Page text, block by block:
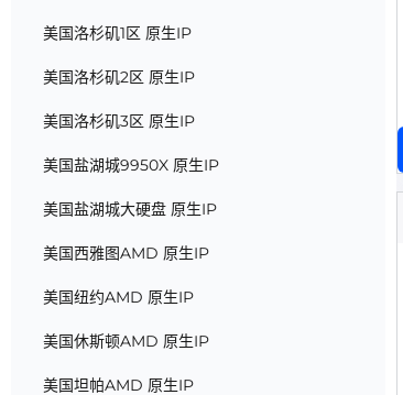
美国洛杉矶1区 原生IP
美国洛杉矶2区 原生IP
美国洛杉矶3区 原生IP
美国盐湖城9950X 原生IP
美国盐湖城大硬盘 原生IP
美国西雅图AMD 原生IP
美国纽约AMD 原生IP
美国休斯顿AMD 原生IP
美国坦帕AMD 原生IP